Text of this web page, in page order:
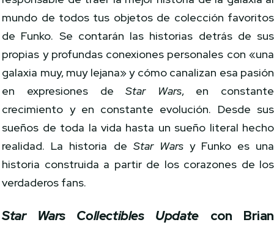
mundo de todos tus objetos de colección favoritos
de Funko. Se contarán las historias detrás de sus
propias y profundas conexiones personales con «una
galaxia muy, muy lejana» y cómo canalizan esa pasión
en expresiones deStar Wars, en constante
crecimiento y en constante evolución. Desde sus
sueños de toda la vida hasta un sueño literal hecho
realidad. La historia de Star Warsy Funko es una
historia construida a partir de los corazones de los
verdaderos fans.
Star Wars Collectibles Updatecon Brian